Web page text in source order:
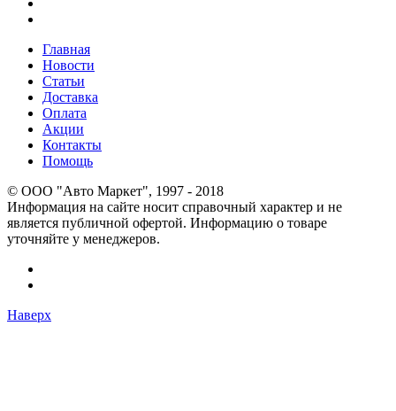
Главная
Новости
Статьи
Доставка
Оплата
Акции
Контакты
Помощь
© OOO "Авто Маркет", 1997 - 2018
Информация на сайте носит справочный характер и не
является публичной офертой. Информацию о товаре
уточняйте у менеджеров.
Наверх